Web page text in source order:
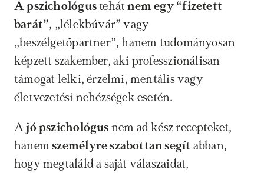
A pszichológus tehát nem egy “fizetett
barát”, „lélekbúvár” vagy
„beszélgetőpartner”, hanem tudományosan
képzett szakember, aki professzionálisan
támogat lelki, érzelmi, mentális vagy
életvezetési nehézségek esetén.
A jó pszichológus nem ad kész recepteket,
hanem személyre szabottan segít abban,
hogy megtaláld a saját válaszaidat,